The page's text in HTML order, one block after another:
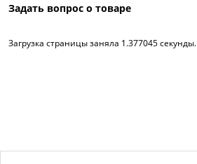
Задать вопрос о товаре
Загрузка страницы заняла 1.377045 секунды.